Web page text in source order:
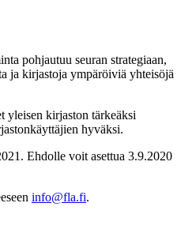
pohjautuu seuran strategiaan,
ja kirjastoja ympäröiviä yhteisöjä
yleisen kirjaston tärkeäksi
hyväksi.
Ehdolle voit asettua 3.9.2020
info@fla.fi.